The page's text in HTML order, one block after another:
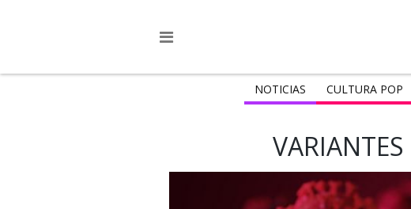
NOTICIAS CULTURA POP